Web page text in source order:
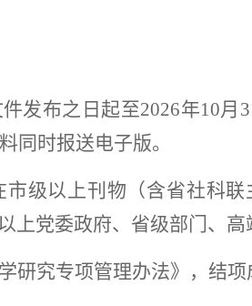
发布之日起至2026年10月
同时报送电子版。
市级以上刊物 （含省社科联
以上党委政府、省级部门、高
研究专项管理办法》，结